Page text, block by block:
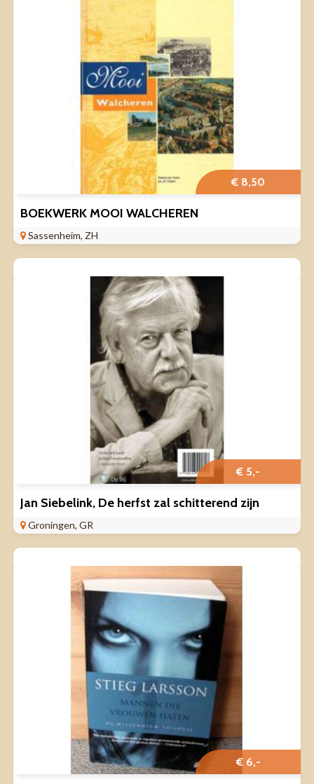
€ 8,50
BOEKWERK MOOI WALCHEREN
Sassenheim, ZH
€ 5,-
Jan Siebelink, De herfst zal schitterend zijn
Groningen, GR
€ 6,-